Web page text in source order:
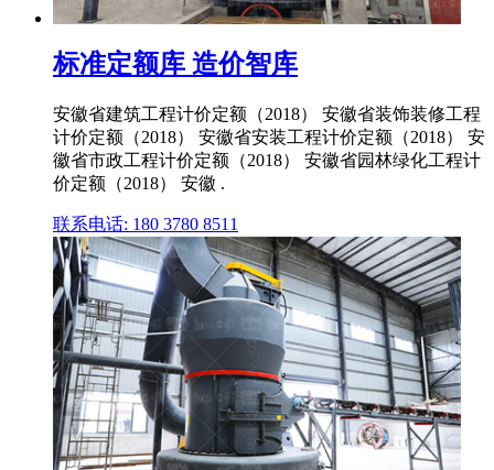
标准定额库 造价智库
安徽省建筑工程计价定额（2018） 安徽省装饰装修工程
计价定额（2018） 安徽省安装工程计价定额（2018） 安
徽省市政工程计价定额（2018） 安徽省园林绿化工程计
价定额（2018） 安徽 .
联系电话: 180 3780 8511